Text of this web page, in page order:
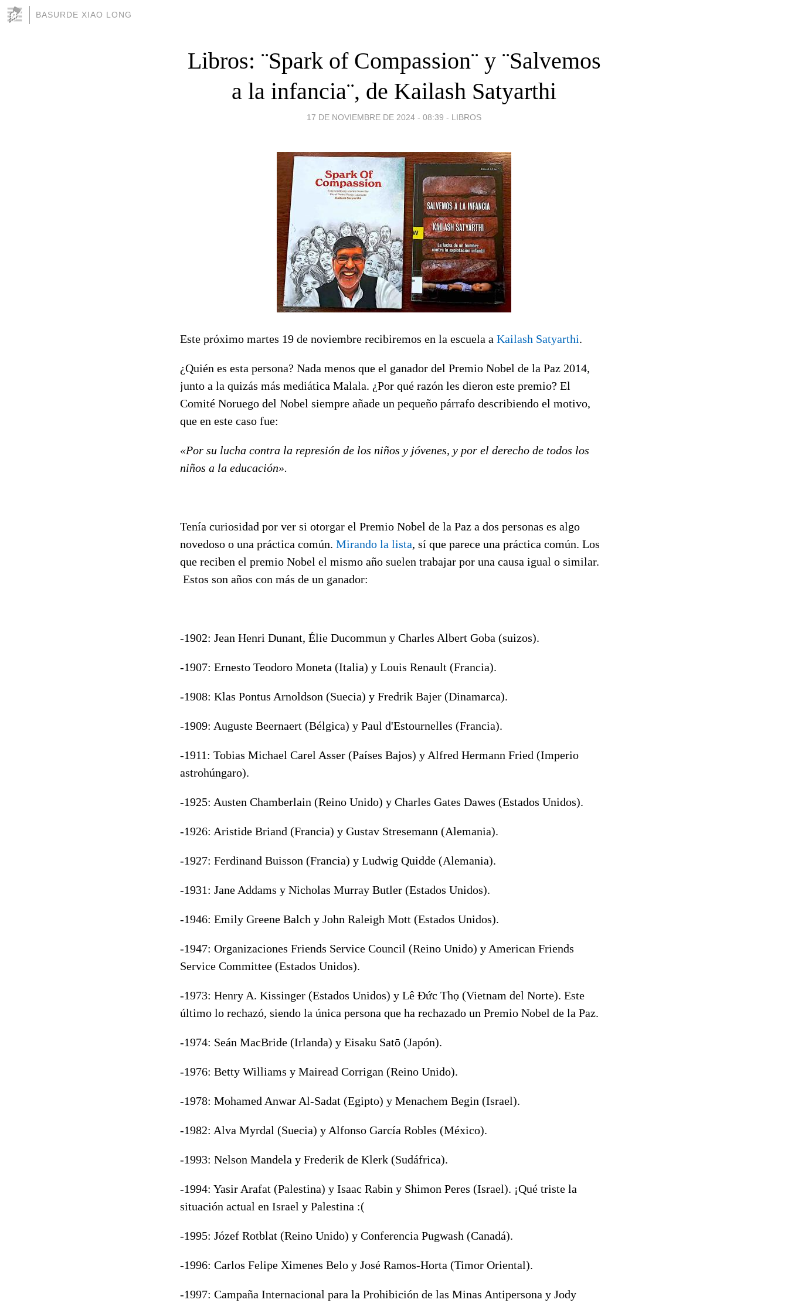
BASURDE XIAO LONG
Libros: ¨Spark of Compassion¨ y ¨Salvemos
a la infancia¨, de Kailash Satyarthi
17 DE NOVIEMBRE DE 2024 - 08:39 - LIBROS
Este próximo martes 19 de noviembre recibiremos en la escuela a Kailash Satyarthi.
¿Quién es esta persona? Nada menos que el ganador del Premio Nobel de la Paz 2014,
junto a la quizás más mediática Malala. ¿Por qué razón les dieron este premio? El
Comité Noruego del Nobel siempre añade un pequeño párrafo describiendo el motivo,
que en este caso fue:
«Por su lucha contra la represión de los niños y jóvenes, y por el derecho de todos los
niños a la educación».
Tenía curiosidad por ver si otorgar el Premio Nobel de la Paz a dos personas es algo
novedoso o una práctica común. Mirando la lista, sí que parece una práctica común. Los
que reciben el premio Nobel el mismo año suelen trabajar por una causa igual o similar.
Estos son años con más de un ganador:
-1902: Jean Henri Dunant, Élie Ducommun y Charles Albert Goba (suizos).
-1907: Ernesto Teodoro Moneta (Italia) y Louis Renault (Francia).
-1908: Klas Pontus Arnoldson (Suecia) y Fredrik Bajer (Dinamarca).
-1909: Auguste Beernaert (Bélgica) y Paul d'Estournelles (Francia).
-1911: Tobias Michael Carel Asser (Países Bajos) y Alfred Hermann Fried (Imperio
astrohúngaro).
-1925: Austen Chamberlain (Reino Unido) y Charles Gates Dawes (Estados Unidos).
-1926: Aristide Briand (Francia) y Gustav Stresemann (Alemania).
-1927: Ferdinand Buisson (Francia) y Ludwig Quidde (Alemania).
-1931: Jane Addams y Nicholas Murray Butler (Estados Unidos).
-1946: Emily Greene Balch y John Raleigh Mott (Estados Unidos).
-1947: Organizaciones Friends Service Council (Reino Unido) y American Friends
Service Committee (Estados Unidos).
-1973: Henry A. Kissinger (Estados Unidos) y Lê Ðức Thọ (Vietnam del Norte). Este
último lo rechazó, siendo la única persona que ha rechazado un Premio Nobel de la Paz.
-1974: Seán MacBride (Irlanda) y Eisaku Satō (Japón).
-1976: Betty Williams y Mairead Corrigan (Reino Unido).
-1978: Mohamed Anwar Al-Sadat (Egipto) y Menachem Begin (Israel).
-1982: Alva Myrdal (Suecia) y Alfonso García Robles (México).
-1993: Nelson Mandela y Frederik de Klerk (Sudáfrica).
-1994: Yasir Arafat (Palestina) y Isaac Rabin y Shimon Peres (Israel). ¡Qué triste la
situación actual en Israel y Palestina :(
-1995: Józef Rotblat (Reino Unido) y Conferencia Pugwash (Canadá).
-1996: Carlos Felipe Ximenes Belo y José Ramos-Horta (Timor Oriental).
-1997: Campaña Internacional para la Prohibición de las Minas Antipersona y Jody